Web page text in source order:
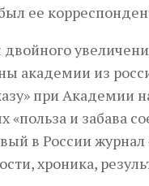
ее
академии из
при Академии
«польза и забава
в России
хроника,